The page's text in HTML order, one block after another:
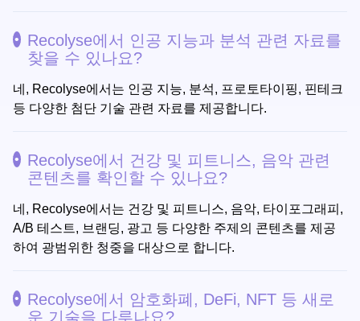
Recolyse에서 인공 지능과 분석 관련 자료를
찾을 수 있나요?
네, Recolyse에서는 인공 지능, 분석, 프로토타이핑, 핀테크
등 다양한 첨단 기술 관련 자료를 제공합니다.
Recolyse에서 건강 및 피트니스, 음악 관련
콘텐츠를 확인할 수 있나요?
네, Recolyse에서는 건강 및 피트니스, 음악, 타이포그래피,
A/B 테스트, 브랜딩, 광고 등 다양한 주제의 콘텐츠를 제공
하여 광범위한 청중을 대상으로 합니다.
Recolyse에서 암호화폐, DeFi, NFT 등 새로
운 기술을 다루나요?